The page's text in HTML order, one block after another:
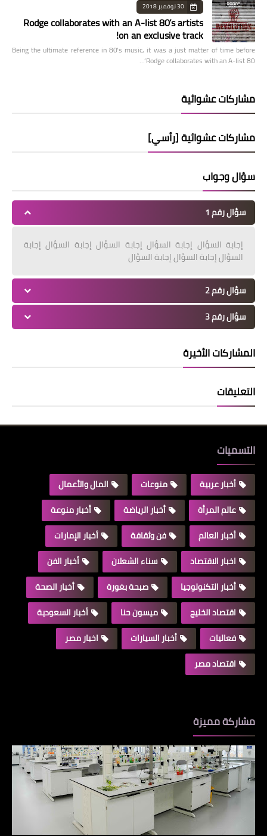
30 نوفمبر 2018
Rodge collaborates with an A-list 80’s artists
on an exclusive track!
Being the ultimate reference in 80’s music, it was a just matter of time before
Rodge collaborates with an A-list 80’…
مشاركات عشوائية
مشاركات عشوائية [رأسي]
سؤال وجواب
سؤال رقم 1
إجابة السؤال إجابة السؤال إجابة السؤال إجابة السؤال إجابة
السؤال إجابة السؤال إجابة السؤال
سؤال رقم 2
سؤال رقم 3
المشاركات الأخيرة
التعليقات
التسميات
أخبار عربية منوعات
المال والأعمال
عالم المرأة
أخبار الرياضة
أخبار منوعة
أخبار العالم
فن وثقافة
أخبار الإمارات
اخبار الاقتصاد
سناء الشعلان
أخبار الفن
أخبار التكنولوجيا
صبحة بغورة
أخبار الصحة
اقتصاد الخليج
ميسون حنا
أخبار السعودية
فعاليات
أخبار السيارات
اخبار مصر
اقتصاد مصر
مشاركة مميزة